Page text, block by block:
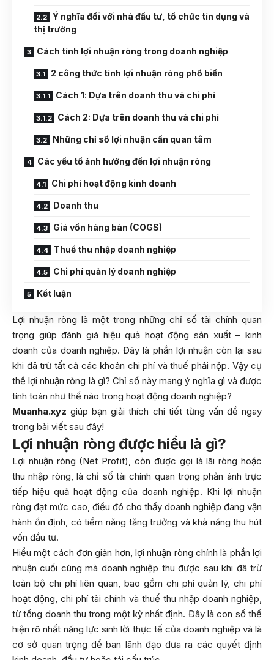
Ý nghĩa đối với nhà đầu tư, tổ chức tín dụng và
thị trường
Cách tính lợi nhuận ròng trong doanh nghiệp
2 công thức tính lợi nhuận ròng phổ biến
Cách 1: Dựa trên doanh thu và chi phí
Cách 2: Dựa trên doanh thu và chi phí
Những chỉ số lợi nhuận cần quan tâm
Các yếu tố ảnh hưởng đến lợi nhuận ròng
Chi phí hoạt động kinh doanh
Doanh thu
Giá vốn hàng bán (COGS)
Thuế thu nhập doanh nghiệp
Chi phí quản lý doanh nghiệp
Kết luận
Lợi nhuận ròng là một trong những chỉ số tài chính quan
trọng giúp đánh giá hiệu quả hoạt động sản xuất – kinh
doanh của doanh nghiệp. Đây là phần lợi nhuận còn lại sau
khi đã trừ tất cả các khoản chi phí và thuế phải nộp. Vậy cụ
thể lợi nhuận ròng là gì? Chỉ số này mang ý nghĩa gì và được
tính toán như thế nào trong hoạt động doanh nghiệp?
Muanha.xyz giúp bạn giải thích chi tiết từng vấn đề ngay
trong bài viết sau đây!
Lợi nhuận ròng được hiểu là gì?
Lợi nhuận ròng (Net Profit), còn được gọi là lãi ròng hoặc
thu nhập ròng, là chỉ số tài chính quan trọng phản ánh trực
tiếp hiệu quả hoạt động của doanh nghiệp. Khi lợi nhuận
ròng đạt mức cao, điều đó cho thấy doanh nghiệp đang vận
hành ổn định, có tiềm năng tăng trưởng và khả năng thu hút
vốn đầu tư.
Hiểu một cách đơn giản hơn, lợi nhuận ròng chính là phần lợi
nhuận cuối cùng mà doanh nghiệp thu được sau khi đã trừ
toàn bộ chi phí liên quan, bao gồm chi phí quản lý, chi phí
hoạt động, chi phí tài chính và thuế thu nhập doanh nghiệp,
từ tổng doanh thu trong một kỳ nhất định. Đây là con số thể
hiện rõ nhất năng lực sinh lời thực tế của doanh nghiệp và là
cơ sở quan trọng để ban lãnh đạo đưa ra các quyết định